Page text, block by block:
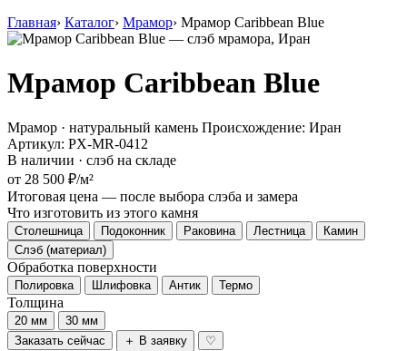
Главная› Каталог› Мрамор› Мрамор Caribbean Blue
Мрамор Caribbean Blue
Мрамор · натуральный камень Происхождение: Иран
Артикул: PX-MR-0412
В наличии · слэб на складе
от 28 500 ₽/м²
Итоговая цена — после выбора слэба и замера
Что изготовить из этого камня
Столешница Подоконник Раковина Лестница
Камин
Слэб (материал)
Обработка поверхности
Полировка Шлифовка Антик Термо
Толщина
20 мм
30 мм
Заказать сейчас
＋ В заявку ♡